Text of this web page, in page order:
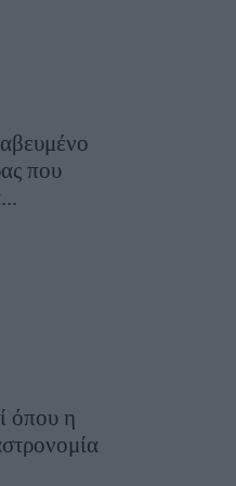
που
όπου η